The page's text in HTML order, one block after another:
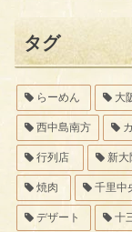
タグ
らーめん 大
西中島南方
行列店 新大
焼肉 千里中
デザート 十